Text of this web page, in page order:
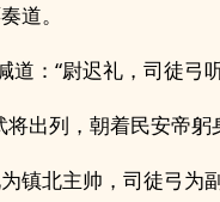
道。
道：“尉迟礼，司徒弓
将出列，朝着民安帝躬
镇北主帅，司徒弓为